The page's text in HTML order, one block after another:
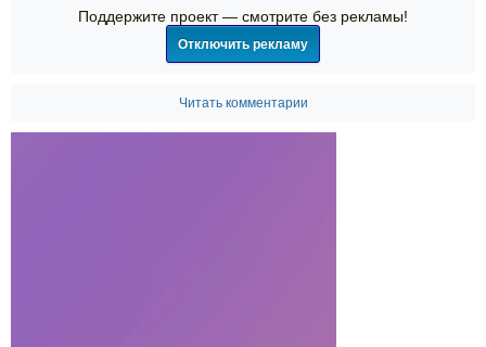
Поддержите проект — смотрите без рекламы!
Отключить рекламу
Читать комментарии